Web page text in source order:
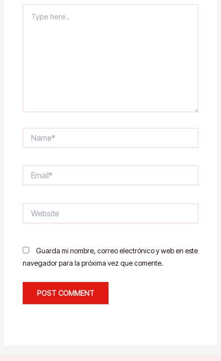
here..
Guarda mi nombre, correo electrónico y web en este
navegador para la próxima vez que comente.